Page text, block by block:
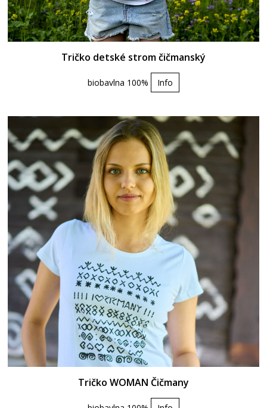
Tričko detské strom čičmanský
biobavlna 100% Info
Tričko WOMAN Čičmany